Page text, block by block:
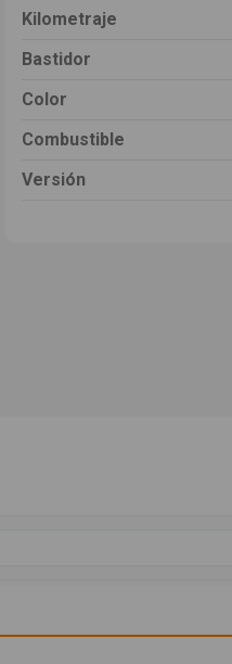
Kilometraje
Bastidor
Color
Combustible
Versión